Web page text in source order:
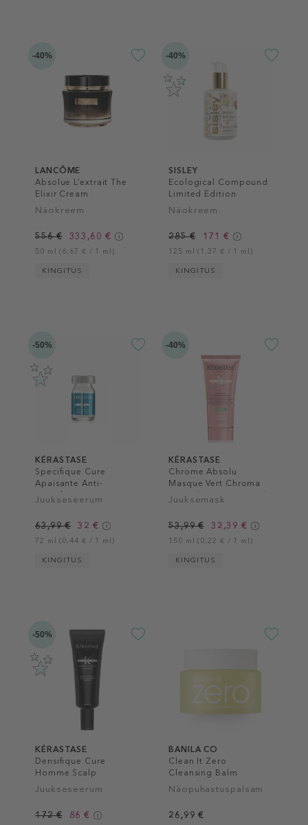
-40%
LANCÔME
Absolue L’extrait The
Elixir Cream
Näokreem
556 € 333,60 €
50 ml (6,67 € / 1 ml)
KINGITUS
-40%
SISLEY
Ecological Compound
Limited Edition
Näokreem
285 € 171 €
125 ml (1,37 € / 1 ml)
KINGITUS
-50%
KÉRASTASE
Specifique Cure
Apaisante Anti-
Inconforts
Juukseseerum
63,99 € 32 €
72 ml (0,44 € / 1 ml)
KINGITUS
-40%
KÉRASTASE
Chrome Absolu
Masque Vert Chroma
Neutralisant Hair Mask
Juuksemask
53,99 € 32,39 €
150 ml (0,22 € / 1 ml)
KINGITUS
-50%
KÉRASTASE
Densifique Cure
Homme Scalp
Treatment
Juukseseerum
172 € 86 €
BANILA CO
Clean It Zero
Cleansing Balm
Nourishing
Näopuhastuspalsam
26,99 €